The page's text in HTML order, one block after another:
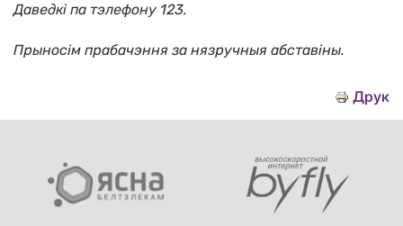
Даведкі па тэлефону 123.
Прыносім прабачэння за нязручныя абставiны.
Друк